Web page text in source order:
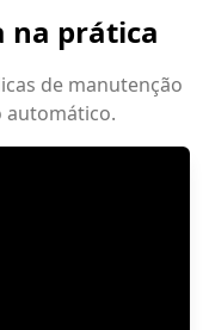
na prática
de manutenção
automático.